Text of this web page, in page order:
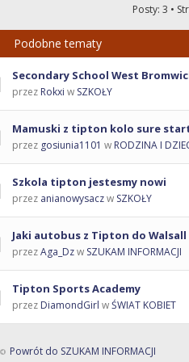
Posty: 3 •
Podobne tematy
Secondary School West
przez Rokxi w SZKOŁY
Mamuski z tipton kolo sure
przez gosiunia1101 w RODZINA I
Szkola tipton jestesmy nowi
przez anianowysaczw SZKOŁY
Jaki autobus z Tipton do Walsall
przezAga_Dzw SZUKAM INFORMACJI
Tipton Sports Academy
przez DiamondGirl wŚWIAT KOBIET
Powrót do SZUKAM INFORMACJI